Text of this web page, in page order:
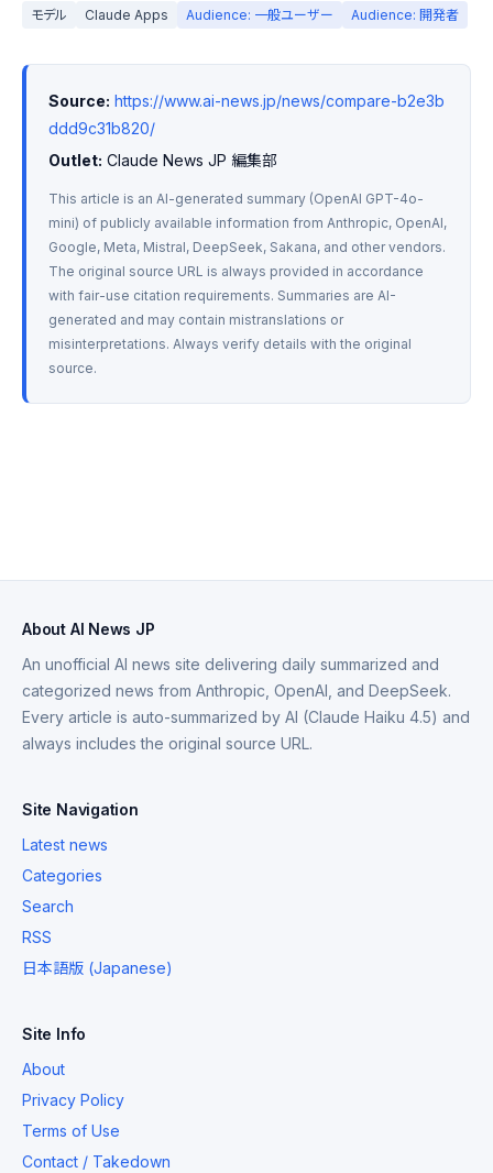
モデル Claude Apps Audience: 一般ユーザー Audience: 開発者
Source: https://www.ai-news.jp/news/compare-b2e3b
ddd9c31b820/
Outlet: Claude News JP 編集部
This article is an AI-generated summary (OpenAI GPT-4o-
mini) of publicly available information from Anthropic, OpenAI,
Google, Meta, Mistral, DeepSeek, Sakana, and other vendors.
The original source URL is always provided in accordance
with fair-use citation requirements. Summaries are AI-
generated and may contain mistranslations or
misinterpretations. Always verify details with the original
source.
About AI News JP
An unofficial AI news site delivering daily summarized and
categorized news from Anthropic, OpenAI, and DeepSeek.
Every article is auto-summarized by AI (Claude Haiku 4.5) and
always includes the original source URL.
Site Navigation
Latest news
Categories
Search
RSS
日本語版 (Japanese)
Site Info
About
Privacy Policy
Terms of Use
Contact / Takedown